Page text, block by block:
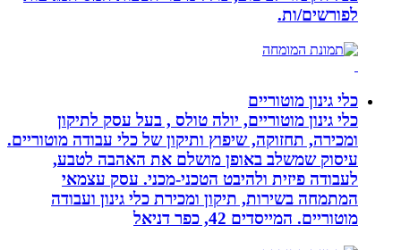
לפורשים/ות.
כלי גינון מוטוריים
כלי גינון מוטוריים, יולה טולס , בעל עסק לתיקון
ומכירה, תחזוקה, שיפוץ ותיקון של כלי עבודה מוטוריים.
עיסוק שמשלב באופן מושלם את האהבה לטבע,
לעבודה פיזית ולהיבט הטכני-מכני. עסק עצמאי
המתמחה בשירות, תיקון ומכירת כלי גינון ועבודה
מוטוריים. המייסדים 42, כפר דניאל